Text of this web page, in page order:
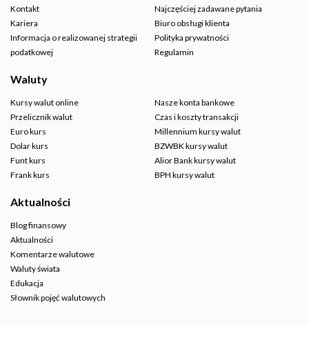
Kontakt
Kariera
Informacja o realizowanej strategii
podatkowej
Najczęściej zadawane pytania
Biuro obsługi klienta
Polityka prywatności
Regulamin
Waluty
Kursy walut online
Przelicznik walut
Euro kurs
Dolar kurs
Funt kurs
Frank kurs
Nasze konta bankowe
Czas i koszty transakcji
Millennium kursy walut
BZWBK kursy walut
Alior Bank kursy walut
BPH kursy walut
Aktualności
Blog finansowy
Aktualności
Komentarze walutowe
Waluty świata
Edukacja
Słownik pojęć walutowych